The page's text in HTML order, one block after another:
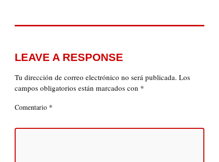
LEAVE A RESPONSE
Tu dirección de correo electrónico no será publicada. Los
campos obligatorios están marcados con *
Comentario *